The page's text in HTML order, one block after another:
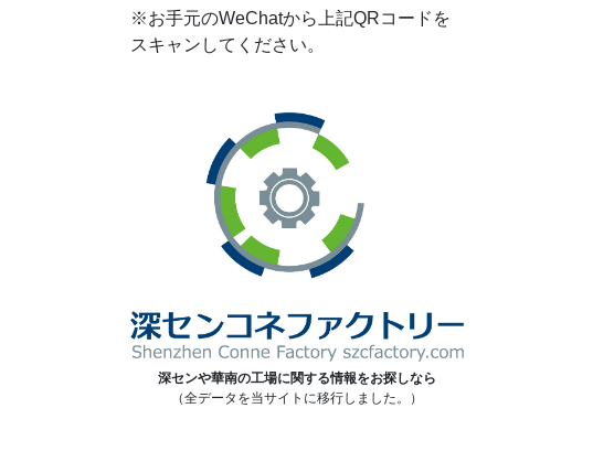
※お手元のWeChatから上記QRコードを
スキャンしてください。
深センや華南の工場に関する情報をお探しなら
（全データを当サイトに移行しました。）